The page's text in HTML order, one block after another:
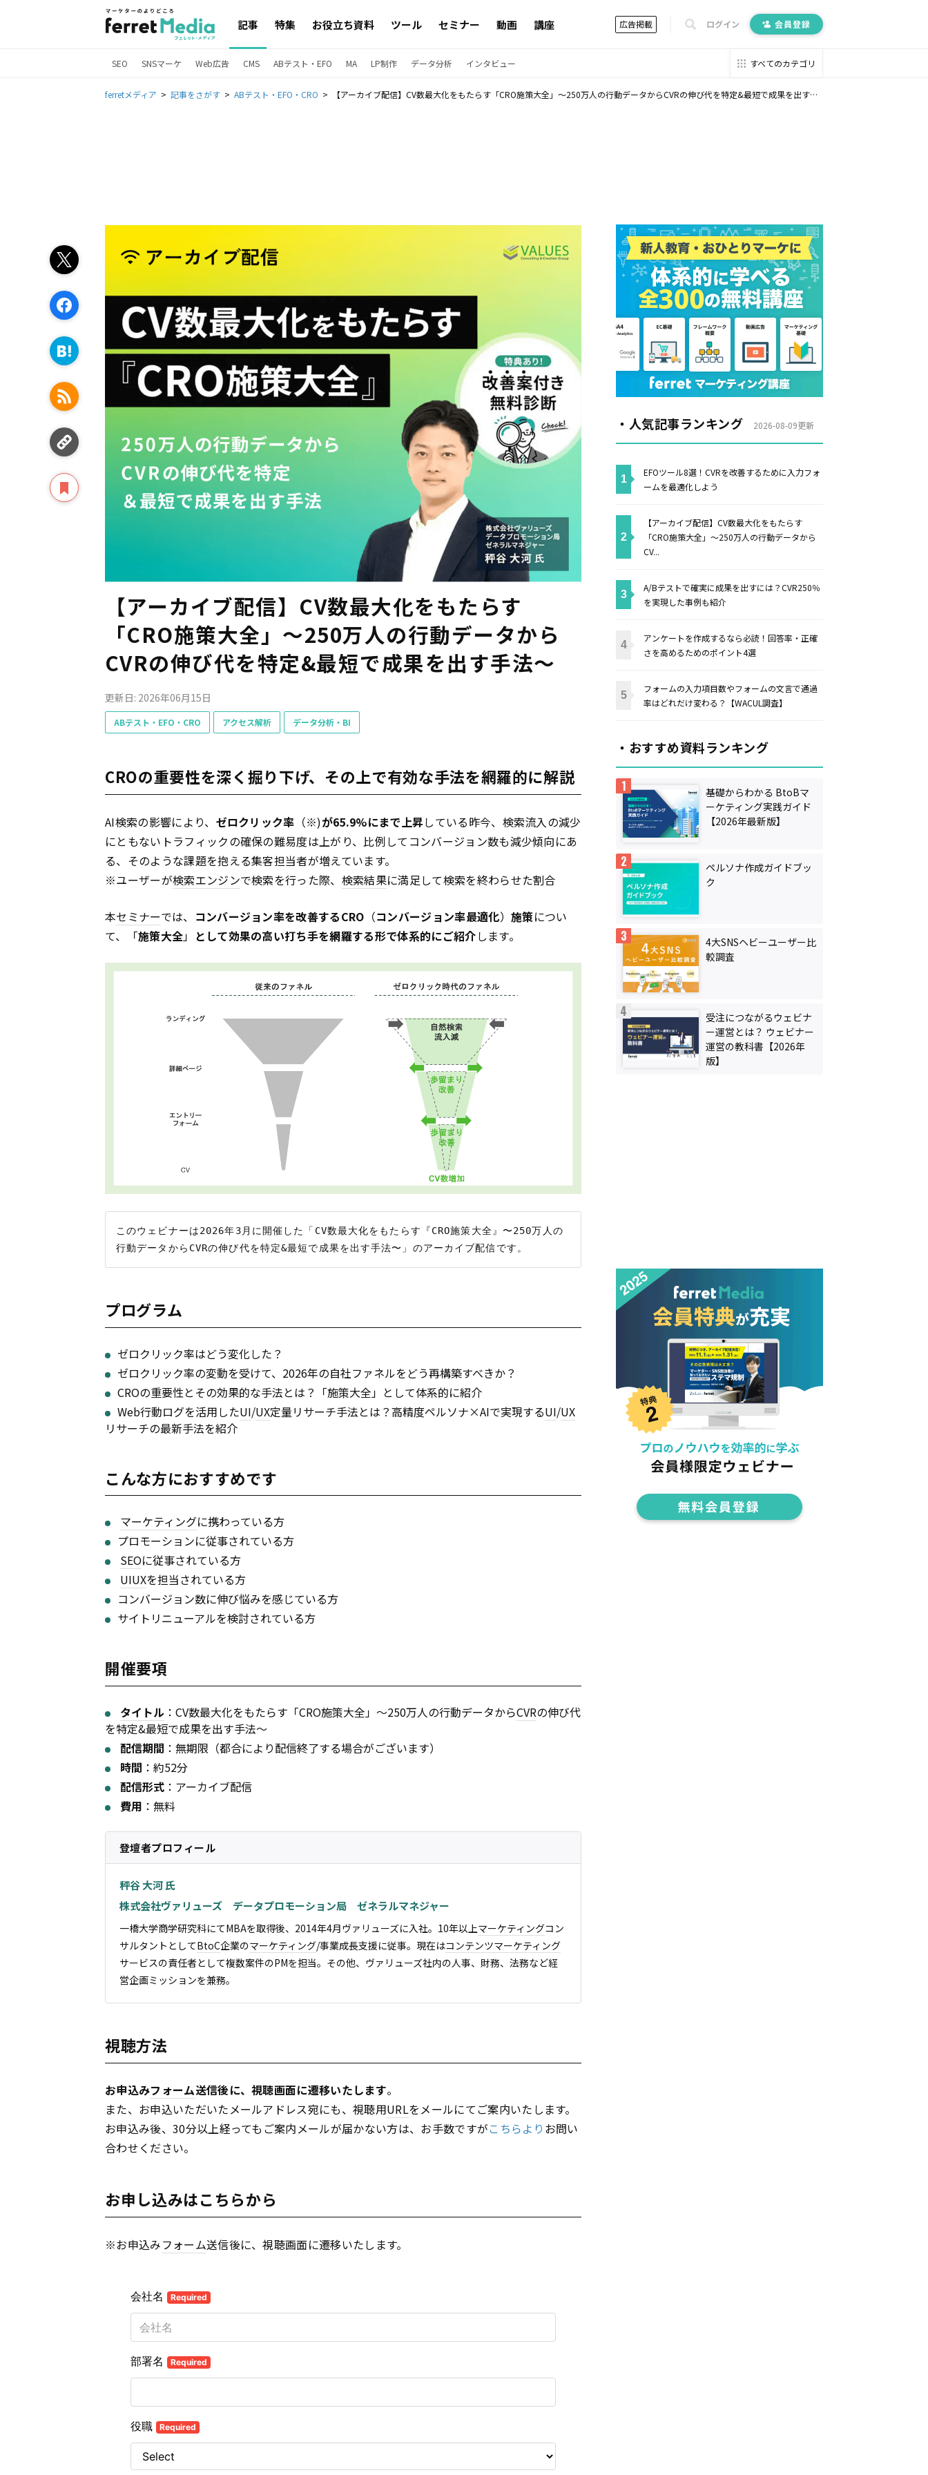
記事 特集 お役立ち資料 ツール セミナー 動画 講座 広告掲載 ログイン 会員登録
SEO SNSマーケ Web広告 CMS ABテスト・EFO MA LP制作 データ分析 インタビュー すべてのカテゴリ
ferretメディア 記事をさがす ABテスト・EFO・CRO 【アーカイブ配信】CV数最大化をもたらす「CRO施策大全」〜250万人の行動データからCVRの伸び代を特定&最短で成果を出す手法〜
【アーカイブ配信】CV数最大化をもたらす
「CRO施策大全」〜250万人の行動データから
CVRの伸び代を特定&最短で成果を出す手法〜
更新日: 2026年06月15日
ABテスト・EFO・CRO アクセス解析 データ分析・BI
CROの重要性を深く掘り下げ、その上で有効な手法を網羅的に解説
AI検索の影響により、 ゼロクリック率 （※)が65.9%にまで上昇している昨今、検索流入の減少
にともないトラフィックの確保の難易度は上がり、比例してコンバージョン数も減少傾向にあ
る、そのような課題を抱える集客担当者が増えています。
※ユーザーが検索エンジンで検索を行った際、 検索結果に満足して検索を終わらせた割合
本セミナーでは、 コンバージョン率を改善するCRO （コンバージョン率最適化） 施策につい
て、「施策大全」 として効果の高い打ち手を網羅する形で体系的にご紹介します。
このウェビナーは2026年3月に開催した「CV数最大化をもたらす『CRO施策大全』〜250万人の
プログラム
ゼロクリック率はどう変化した？
ゼロクリック率の変動を受けて、2026年の自社ファネルをどう再構築すべきか？
CROの重要性とその効果的な手法とは？「施策大全」として体系的に紹介
Web行動ログを活用したUI/UX定量リサーチ手法とは？高精度ペルソナ×AIで実現するUI/UX
リサーチの最新手法を紹介
こんな方におすすめです
マーケティングに携わっている方
プロモーションに従事されている方
SEOに従事されている方
UIUXを担当されている方
コンバージョン数に伸び悩みを感じている方
サイトリニューアルを検討されている方
開催要項
タイトル ：CV数最大化をもたらす「CRO施策大全」〜250万人の行動データからCVRの伸び代
を特定&最短で成果を出す手法〜
配信期間 ：無期限（都合により配信終了する場合がございます）
時間 ：約52分
配信形式 ：アーカイブ配信
費用 ：無料
登壇者プロフィール
秤谷 大河 氏
株式会社ヴァリューズ データプロモーション局 ゼネラルマネジャー
一橋大学商学研究科にてMBAを取得後、2014年4月ヴァリューズに入社。10年以上マーケティングコン
サルタントとしてBtoC企業のマーケティング/事業成長支援に従事。現在はコンテンツマーケティング
サービスの責任者として複数案件のPMを担当。その他、ヴァリューズ社内の人事、財務、法務など経
営企画ミッションを兼務。
視聴方法
お申込みフォーム送信後に、視聴画面に遷移いたします。
また、お申込いただいたメールアドレス宛にも、視聴用URLをメールにてご案内いたします。
お申込み後、30分以上経ってもご案内メールが届かない方は、お手数ですがこちらより お問い
合わせください。
お申し込みはこちらから
※お申込みフォーム送信後に、視聴画面に遷移いたします。
・人気記事ランキング 2026-08-09更新
EFOツール8選！CVRを改善するために入力フォ
ームを最適化しよう
【アーカイブ配信】CV数最大化をもたらす
「CRO施策大全」〜250万人の行動データから
CV...
A/Bテストで確実に成果を出すには？CVR250％
を実現した事例も紹介
アンケートを作成するなら必読！回答率・正確
さを高めるためのポイント4選
フォームの入力項目数やフォームの文言で通過
率はどれだけ変わる？【WACUL調査】
・おすすめ資料ランキング
基礎からわかる BtoBマ
ーケティング実践ガイド
【2026年最新版】
ペルソナ作成ガイドブッ
ク
4大SNSヘビーユーザー比
較調査
受注につながるウェビナ
ー運営とは？ ウェビナー
運営の教科書【2026年
版】